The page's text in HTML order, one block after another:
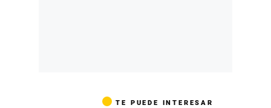
TE PUEDE INTERESAR